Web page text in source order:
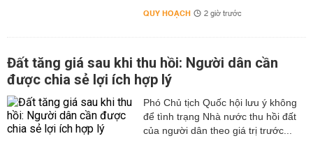
QUY HOẠCH 2 giờ trước
Đất tăng giá sau khi thu hồi: Người dân cần
được chia sẻ lợi ích hợp lý
Phó Chủ tịch Quốc hội lưu ý không
để tình trạng Nhà nước thu hồi đất
của người dân theo giá trị trước...